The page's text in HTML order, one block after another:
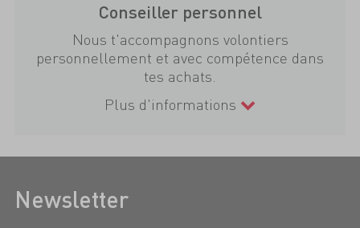
Conseiller personnel
Nous t'accompagnons volontiers
personnellement et avec compétence dans
tes achats.
Plus d'informations
Newsletter